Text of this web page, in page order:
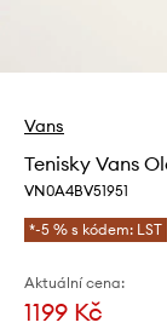
Vans
Tenisky Vans
VN0A4BV51951
*-5 % s kódem: LST
Aktuální cena:
1199 Kč